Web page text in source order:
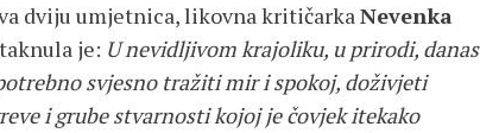
dviju umjetnica, likovna kritičarkaNevenka
je: U nevidljivom krajoliku, u prirodi, danas
svjesno tražiti mir i spokoj, doživjeti
i grube stvarnosti kojoj je čovjek itekako